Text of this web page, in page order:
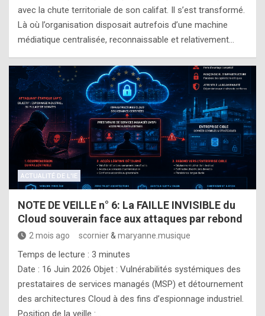
avec la chute territoriale de son califat. Il s’est transformé.
Là où l’organisation disposait autrefois d’une machine
médiatique centralisée, reconnaissable et relativement…
ACTUALITÉ DE L'IE
NOTE DE VEILLE n° 6: La FAILLE INVISIBLE du
Cloud souverain face aux attaques par rebond
2 mois ago scornier& maryanne.musique
Temps de lecture : 3 minutes
Date : 16 Juin 2026 Objet : Vulnérabilités systémiques des
prestataires de services managés (MSP) et détournement
des architectures Cloud à des fins d’espionnage industriel.
Position de la veille :…